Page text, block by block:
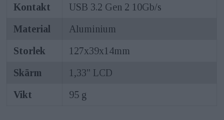
Kontakt
USB 3.2 Gen 2 10Gb/s
Material
Aluminium
Storlek
127x39x14mm
Skärm
1,33" LCD
Vikt
95 g